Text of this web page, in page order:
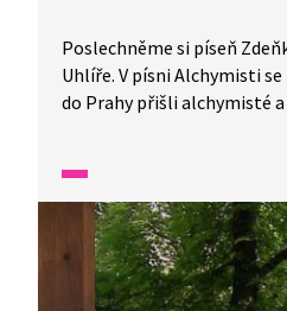
Poslechněme si píseň
Uhlíře. V písni Alchymisti
do Prahy přišli alchymisté